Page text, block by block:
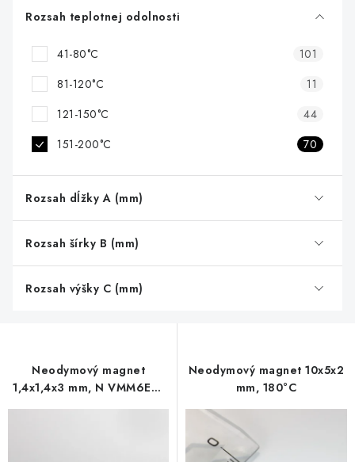
Rozsah teplotnej odolnosti
41-80°C
101
81-120°C
11
121-150°C
44
151-200°C
70
Rozsah dĺžky A (mm)
Rozsah šírky B (mm)
Rozsah výšky C (mm)
Neodymový magnet
1,4x1,4x3 mm, N VMM6EH-
200 °C
Neodymový magnet 10x5x2
mm, 180°C